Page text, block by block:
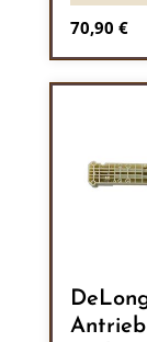
Regulärer
70,90 €
Antrieb